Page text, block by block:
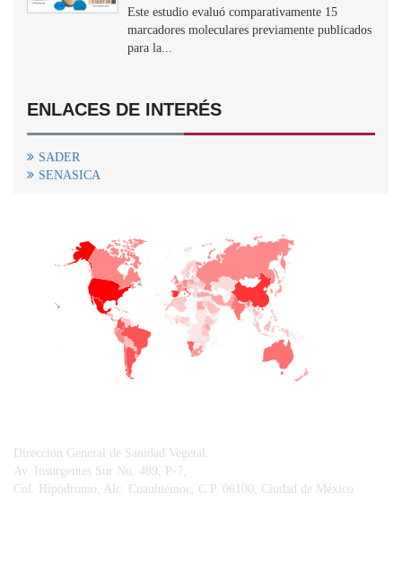
Este estudio evaluó comparativamente 15
marcadores moleculares previamente publicados
para la...
ENLACES DE INTERÉS
SADER
SENASICA
Dirección General de Sanidad Vegetal.
Av. Insurgentes Sur No. 489, P-7,
Col. Hipódromo, Alc. Cuauhtémoc, C.P. 06100, Ciudad de México